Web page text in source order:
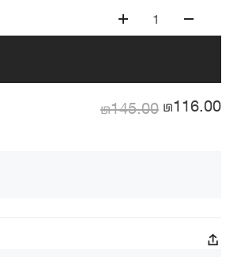
1
₪145.00 ₪116.00